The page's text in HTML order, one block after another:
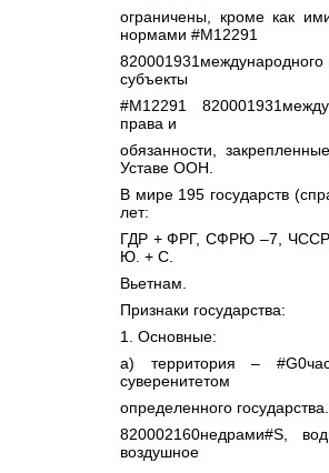
ограничены, кроме как
нормами #M12291
820001931международного
субъекты
#M12291
права и
обязанности,
Уставе ООН.
В мире 195 государств
лет:
ГДР + ФРГ, СФРЮ –7, ЧССР
Ю. + С.
Вьетнам.
Признаки государства:
1. Основные:
а) территория –
суверенитетом
определенного
820002160недрами#S,
воздушное